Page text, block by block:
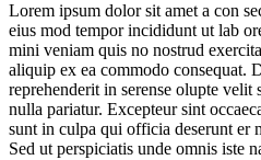
Lorem ipsum dolor sit amet a con
eius mod tempor incididunt ut lab
mini veniam quis no nostrud
aliquip ex ea commodo consequat.
reprehenderit in serense olupte velit
nulla pariatur. Excepteur sint
sunt in culpa qui officia deserunt er
Sed ut perspiciatis unde omnis iste